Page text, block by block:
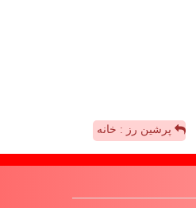
پرشین رز : خانه